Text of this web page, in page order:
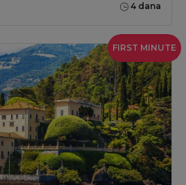
4 dana
FIRST MINUTE